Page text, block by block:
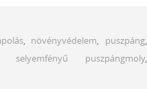
, növényvédelem, puszpáng,
selyemfényű puszpángmoly,